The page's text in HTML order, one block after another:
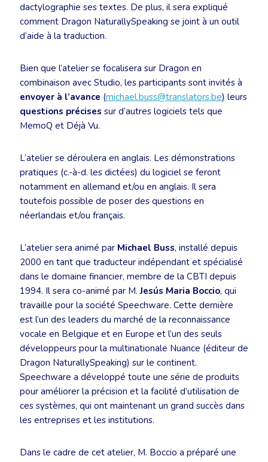
dactylographie ses textes. De plus, il sera expliqué
comment Dragon NaturallySpeaking se joint à un outil
d’aide à la traduction.
Bien que l’atelier se focalisera sur Dragon en
combinaison avec Studio, les participants sont invités à
envoyer à l’avance (michael.buss@translators.be) leurs
questions précises sur d’autres logiciels tels que
MemoQ et Déjà Vu.
L’atelier se déroulera en anglais. Les démonstrations
pratiques (c.-à-d. les dictées) du logiciel se feront
notamment en allemand et/ou en anglais. Il sera
toutefois possible de poser des questions en
néerlandais et/ou français.
L’atelier sera animé par Michael Buss, installé depuis
2000 en tant que traducteur indépendant et spécialisé
dans le domaine financier, membre de la CBTI depuis
1994. Il sera co-animé par M.Jesús Maria Boccio, qui
travaille pour la société Speechware. Cette dernière
est l’un des leaders du marché de la reconnaissance
vocale en Belgique et en Europe et l’un des seuls
développeurs pour la multinationale Nuance (éditeur de
Dragon NaturallySpeaking) sur le continent.
Speechware a développé toute une série de produits
pour améliorer la précision et la facilité d’utilisation de
ces systèmes, qui ont maintenant un grand succès dans
les entreprises et les institutions.
Dans le cadre de cet atelier, M. Boccio a préparé une